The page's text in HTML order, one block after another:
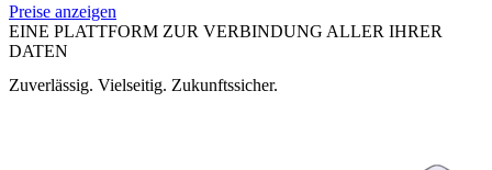
Preise anzeigen
EINE PLATTFORM ZUR VERBINDUNG ALLER IHRER
DATEN
Zuverlässig. Vielseitig. Zukunftssicher.